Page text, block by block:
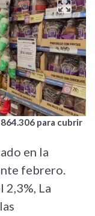
para cubrir
en la
febrero.
2,3%, La